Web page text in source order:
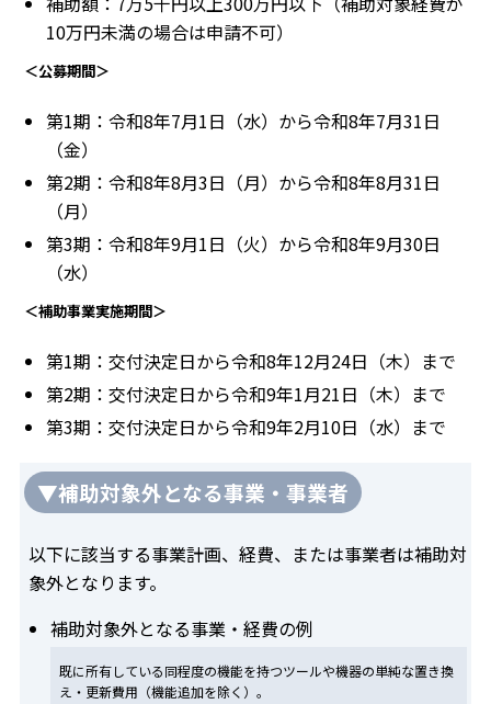
10万円未満の場合は申請不可）
＜公募期間＞
第1期：令和8年7月1日（水）から令和8年7月31日
（金）
第2期：令和8年8月3日（月）から令和8年8月31日
（月）
第3期：令和8年9月1日（火）から令和8年9月30日
（水）
＜補助事業実施期間＞
第1期：交付決定日から令和8年12月24日（木）まで
第2期：交付決定日から令和9年1月21日（木）まで
第3期：交付決定日から令和9年2月10日（水）まで
▼補助対象外となる事業・事業者
以下に該当する事業計画、経費、または事業者は補助対
象外となります。
補助対象外となる事業・経費の例
既に所有している同程度の機能を持つツールや機器の単純な置き換
え・更新費用（機能追加を除く）。